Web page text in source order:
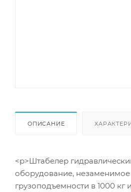
ОПИСАНИЕ
<p>Штабелер
оборудование,
грузоподъемности в 1000